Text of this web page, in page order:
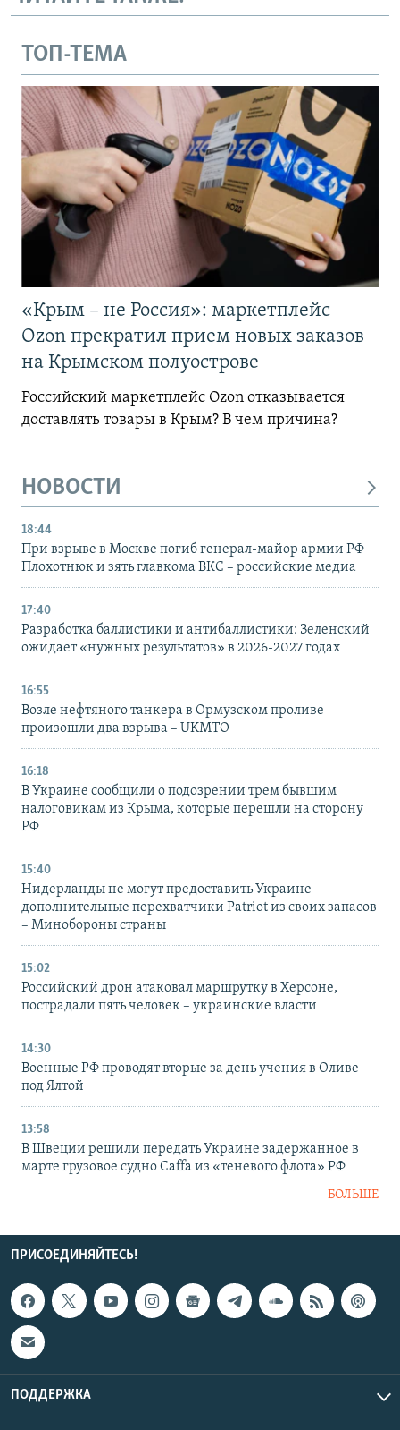
ТОП-ТЕМА
«Крым – не Россия»: маркетплейс
Ozon прекратил прием новых заказов
на Крымском полуострове
Российский маркетплейс Ozon отказывается
доставлять товары в Крым? В чем причина?
НОВОСТИ
18:44
При взрыве в Москве погиб генерал-майор армии РФ
Плохотнюк и зять главкома ВКС – российские медиа
17:40
Разработка баллистики и антибаллистики: Зеленский
ожидает «нужных результатов» в 2026-2027 годах
16:55
Возле нефтяного танкера в Ормузском проливе
произошли два взрыва – UKMTO
16:18
В Украине сообщили о подозрении трем бывшим
налоговикам из Крыма, которые перешли на сторону
РФ
15:40
Нидерланды не могут предоставить Украине
дополнительные перехватчики Patriot из своих запасов
– Минобороны страны
15:02
Российский дрон атаковал маршрутку в Херсоне,
пострадали пять человек – украинские власти
14:30
Военные РФ проводят вторые за день учения в Оливе
под Ялтой
13:58
В Швеции решили передать Украине задержанное в
марте грузовое судно Caffa из «теневого флота» РФ
БОЛЬШЕ
ПРИСОЕДИНЯЙТЕСЬ!
ПОДДЕРЖКА